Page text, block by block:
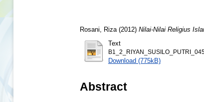
Rosani, Riza (2012) Nilai-Nilai Religius
Text
Download (775kB)
Abstract